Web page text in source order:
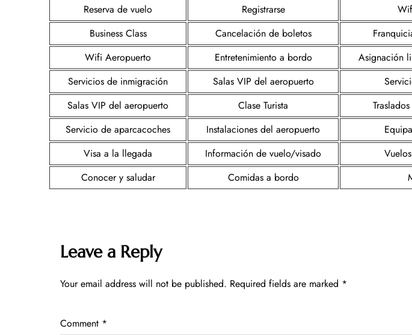
Reserva de vuelo Registrarse
Business Class
Cancelación de boletos
Wifi Aeropuerto
Entretenimiento a bordo
Asignación
Servicios de inmigración
Salas VIP del aeropuerto
Salas VIP del aeropuerto
Clase Turista
Servicio de aparcacoches
Instalaciones del aeropuerto
Visa a la llegada
Información de vuelo/visado
Conocer y saludar
Comidas a bordo
Leave a Reply
Your email address will not be published. Required fields are marked *
Comment *